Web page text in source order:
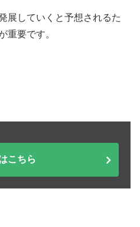
展していくと予想されるた
重要です。
こちら